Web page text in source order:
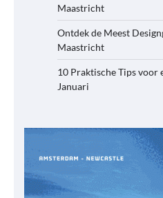
Maastricht
Ontdek de Meest
Maastricht
10 Praktische Tips voor
Januari